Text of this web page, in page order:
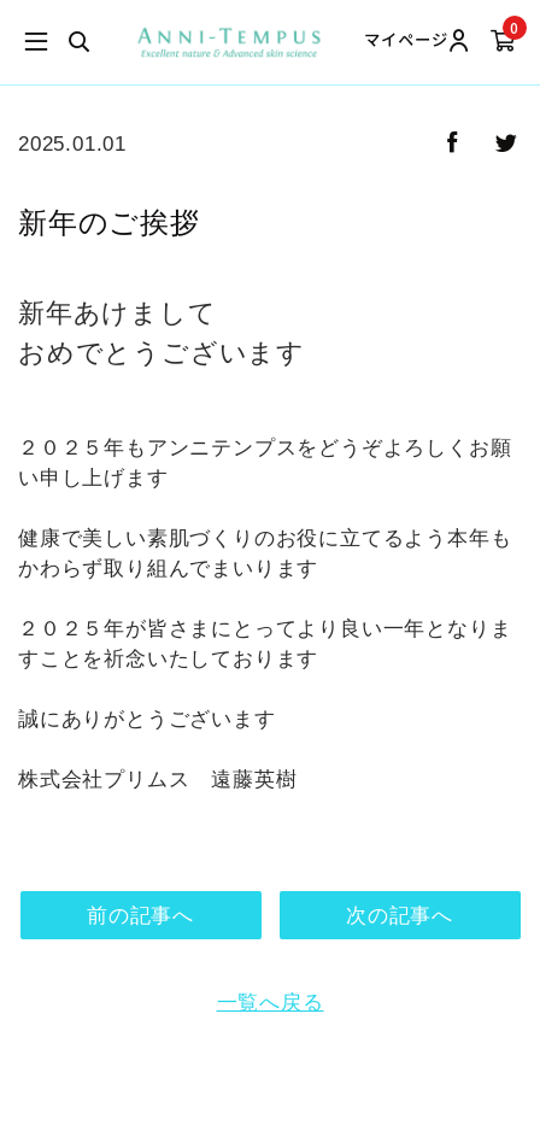
マイページ
0
2025.01.01
新年のご挨拶
新年あけまして
おめでとうございます
２０２５年もアンニテンプスをどうぞよろしくお願
い申し上げます
健康で美しい素肌づくりのお役に立てるよう本年も
かわらず取り組んでまいります
２０２５年が皆さまにとってより良い一年となりま
すことを祈念いたしております
誠にありがとうございます
株式会社プリムス 遠藤英樹
前の記事へ
一覧へ戻る
次の記事へ